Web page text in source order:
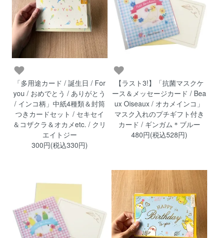
「多用途カード / 誕生日 / For
you / おめでとう / ありがとう
/ インコ柄」中紙4種類＆封筒
つきカードセット / セキセイ
＆コザクラ＆オカメetc. / クリ
エイトジー
300円(税込330円)
【ラスト3!】「抗菌マスクケ
ース＆メッセージカード / Bea
ux Oiseaux / オカメインコ」
マスク入れのプチギフト付き
カード / ギンガム＊ブルー
480円(税込528円)